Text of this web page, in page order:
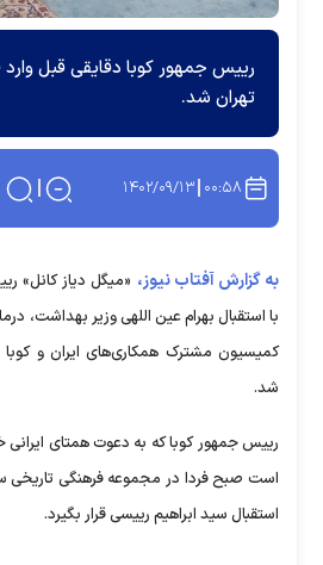
رییس جمهور کوبا دقایقی قبل وارد
تهران شد.
۰۰:۵۸ ۱۴۰۲/۰۹/۱۳
به گزارش آفتاب نیوز، «میگل دیاز کانل»
با استقبال بهرام عین اللهی وزیر بهداشت،
کمیسیون مشترک همکاری‌های ایران و کوبا
شد.
رییس جمهور کوبا که به دعوت همتای ایرانی
است صبح فردا در مجموعه فرهنگی تاریخی
استقبال سید ابراهیم رییسی قرار بگیرد.